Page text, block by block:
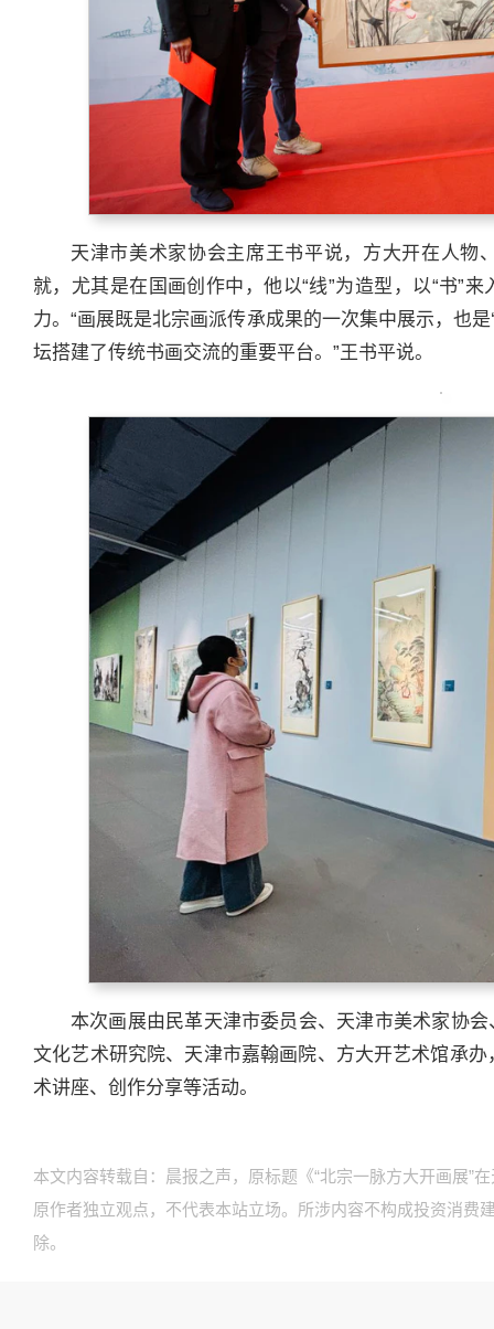
天津市美术家协会主席王书平说，方大开在人物
就，尤其是在国画创作中，他以“线”为造型，以“书”
力。“画展既是北宗画派传承成果的一次集中展示，也
坛搭建了传统书画交流的重要平台。”王书平说。
本次画展由民革天津市委员会、天津市美术家协
文化艺术研究院、天津市嘉翰画院、方大开艺术馆承
术讲座、创作分享等活动。
本文内容转载自：晨报之声，原标题《“北宗一脉方大开画展”
原作者独立观点，不代表本站立场。所涉内容不构成投资消费
除。